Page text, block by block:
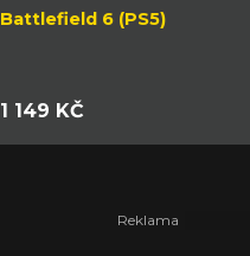
Battlefield 6 (PS5)
1 149 KČ